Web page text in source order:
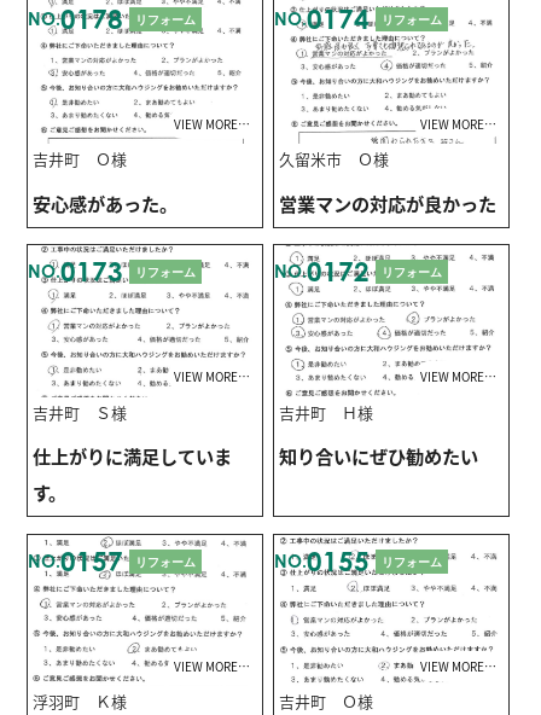
VIEW MORE…
NO.0178 リフォーム
吉井町 Ｏ様
安心感があった。
VIEW MORE…
NO.0174 リフォーム
久留米市 Ｏ様
営業マンの対応が良かった
VIEW MORE…
NO.0173 リフォーム
吉井町 Ｓ様
仕上がりに満足していま
す。
VIEW MORE…
NO.0172 リフォーム
吉井町 Ｈ様
知り合いにぜひ勧めたい
VIEW MORE…
NO.0157 リフォーム
浮羽町 Ｋ様
VIEW MORE…
NO.0155 リフォーム
吉井町 Ｏ様